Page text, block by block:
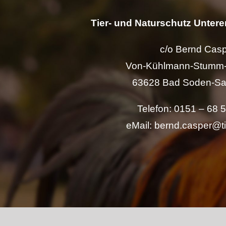
Tier- und Naturschutz
c/o Bernd
Von-Kühlmann-
63628 Bad Soden-
Telefon: 0151 – 68
eMail: